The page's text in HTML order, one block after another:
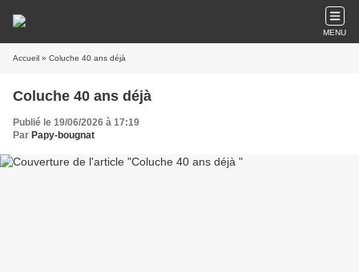
MENU
Accueil » Coluche 40 ans déjà
Coluche 40 ans déjà
Publié le 19/06/2026 à 17:19
Par Papy-bougnat